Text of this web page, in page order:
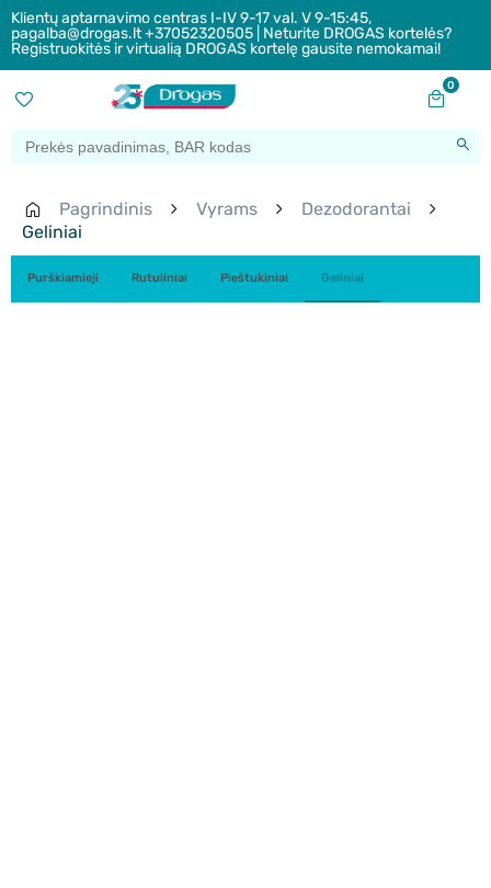
Klientų aptarnavimo centras I-IV 9-17 val. V 9-15:45,
pagalba@drogas.lt +37052320505 | Neturite DROGAS kortelės?
Registruokitės ir virtualią DROGAS kortelę gausite nemokamai!
0
Pagrindinis Vyrams
Dezodorantai
Geliniai
Purškiamieji Rutuliniai Pieštukiniai Geliniai